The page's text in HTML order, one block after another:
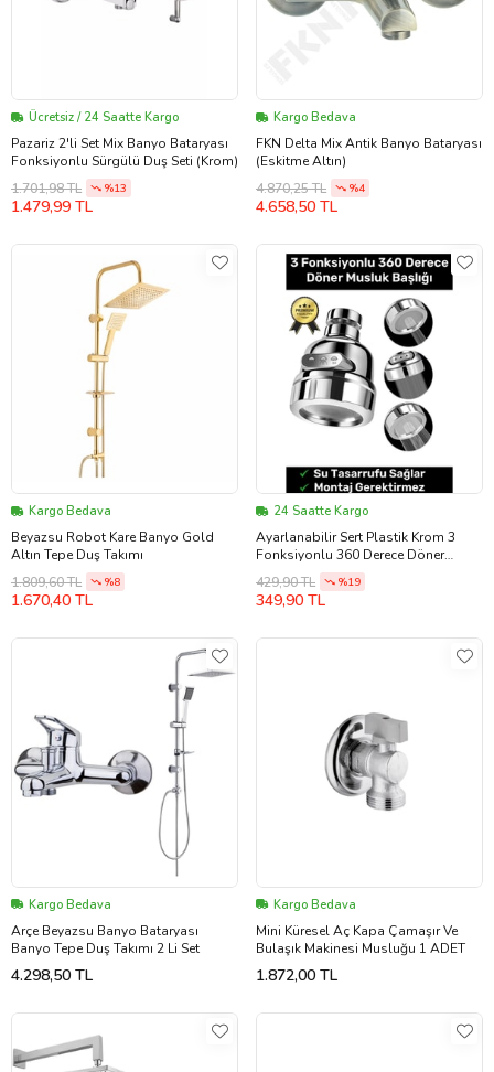
Ücretsiz / 24 Saatte Kargo
Pazariz 2'li Set Mix Banyo Bataryası
Fonksiyonlu Sürgülü Duş Seti (Krom)
1.701,98 TL
%13
1.479,99 TL
Kargo Bedava
FKN Delta Mix Antik Banyo Bataryası
(Eskitme Altın)
4.870,25 TL
%4
4.658,50 TL
Kargo Bedava
Beyazsu Robot Kare Banyo Gold
Altın Tepe Duş Takımı
1.809,60 TL
%8
1.670,40 TL
24 Saatte Kargo
Ayarlanabilir Sert Plastik Krom 3
Fonksiyonlu 360 Derece Döner
Tasarruflu Lavabo Başlığı Musluk
Ucu
429,90 TL %19
349,90 TL
Kargo Bedava
Arçe Beyazsu Banyo Bataryası
Banyo Tepe Duş Takımı 2 Li Set
4.298,50 TL
Kargo Bedava
Mini Küresel Aç Kapa Çamaşır Ve
Bulaşık Makinesi Musluğu 1 ADET
1.872,00 TL